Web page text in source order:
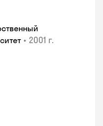
• 2001 г.